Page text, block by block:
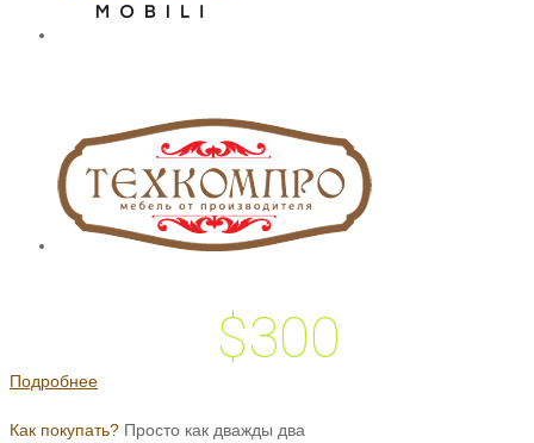
$300
Подробнее
Как покупать? Просто как дважды два